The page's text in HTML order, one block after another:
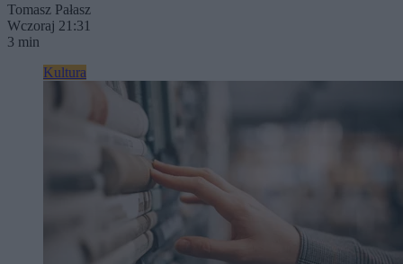
Tomasz Pałasz
Wczoraj 21:31
3 min
Kultura